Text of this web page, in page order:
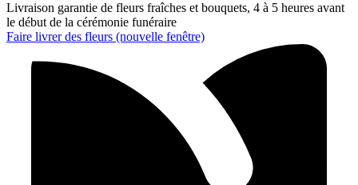
Livraison garantie de fleurs fraîches et bouquets, 4 à 5 heures avant
le début de la cérémonie funéraire
Faire livrer des fleurs (nouvelle fenêtre)